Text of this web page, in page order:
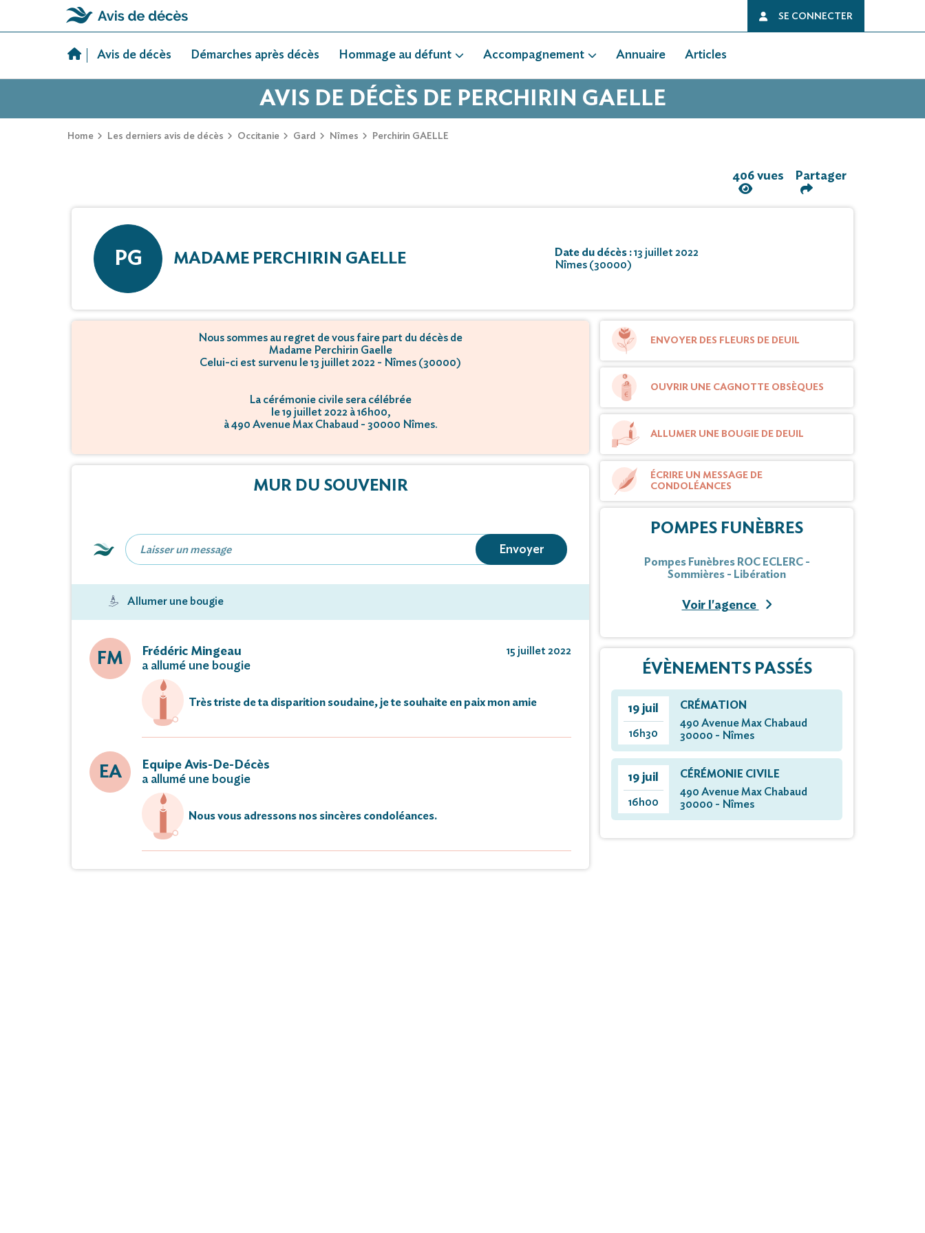
SE CONNECTER
Avis de décès Démarches après décès Hommage au défunt Accompagnement Annuaire Articles
AVIS DE DÉCÈS DE PERCHIRIN GAELLE
Home Les derniers avis de décès Occitanie Gard Nîmes Perchirin GAELLE
406 vues Partager
PG MADAME PERCHIRIN GAELLE Date du décès :13 juillet 2022
Nîmes (30000)
Nous sommes au regret de vous faire part du décès de
Madame Perchirin Gaelle
Celui-ci est survenu le 13 juillet 2022 - Nîmes (30000)
La cérémonie civile sera célébrée
le 19 juillet 2022 à 16h00,
à 490 Avenue Max Chabaud - 30000 Nîmes.
le 19 juillet 2022 à 16h30,
MUR DU SOUVENIR
Envoyer
Allumer une bougie
FM
Frédéric Mingeau
a allumé une bougie
15 juillet 2022
Très triste de ta disparition soudaine, je te souhaite en paix mon amie
EA
Equipe Avis-De-Décès
a allumé une bougie
Nous vous adressons nos sincères condoléances.
ENVOYER DES FLEURS DE DEUIL
OUVRIR UNE CAGNOTTE OBSÈQUES
ALLUMER UNE BOUGIE DE DEUIL
ÉCRIRE UN MESSAGE DE
CONDOLÉANCES
POMPES FUNÈBRES
Pompes Funèbres ROC ECLERC -
Sommières - Libération
Voir l'agence
ÉVÈNEMENTS PASSÉS
19 juil
16h30
CRÉMATION
490 Avenue Max Chabaud
30000 - Nîmes
19 juil
16h00
CÉRÉMONIE CIVILE
490 Avenue Max Chabaud
30000 - Nîmes